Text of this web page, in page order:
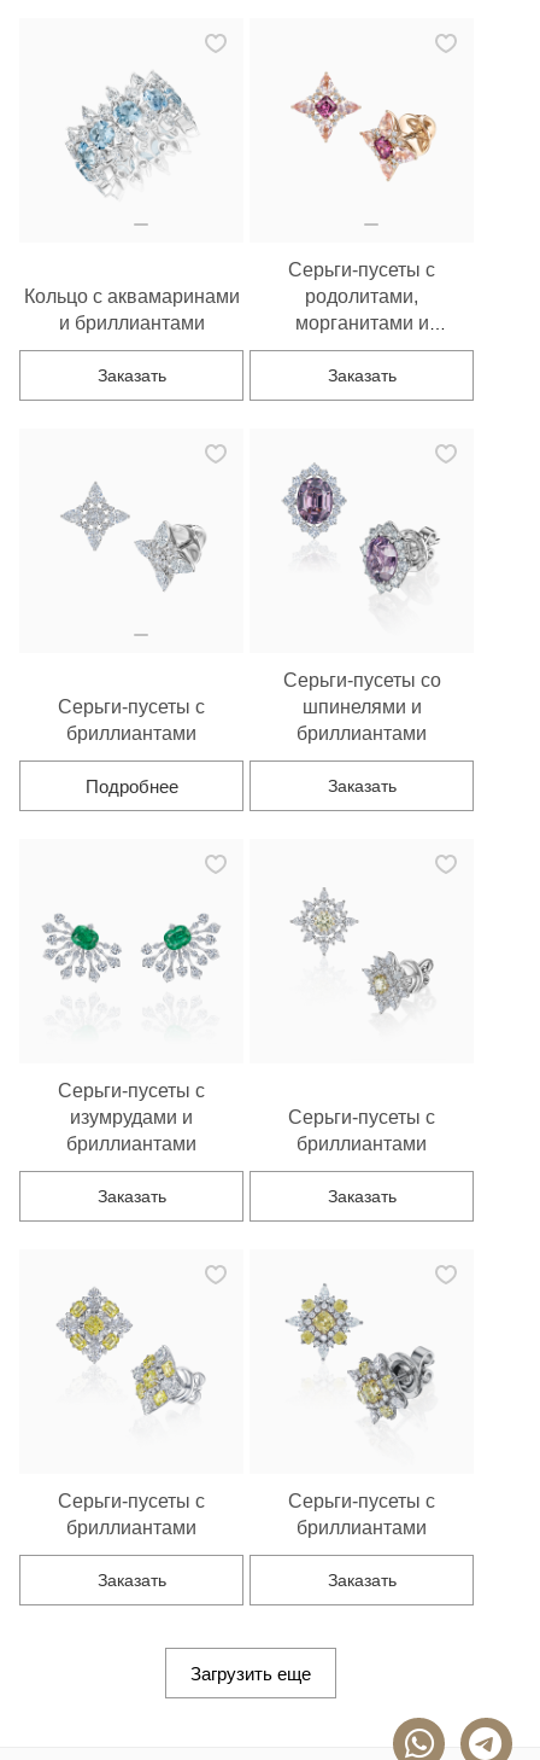
Кольцо с аквамаринами
и бриллиантами
Заказать
Серьги-пусеты с
родолитами,
морганитами и
бриллиантами
Заказать
Серьги-пусеты с
бриллиантами
Подробнее
Серьги-пусеты со
шпинелями и
бриллиантами
Заказать
Серьги-пусеты с
изумрудами и
бриллиантами
Заказать
Серьги-пусеты с
бриллиантами
Заказать
Серьги-пусеты с
бриллиантами
Заказать
Серьги-пусеты с
бриллиантами
Заказать
Загрузить еще